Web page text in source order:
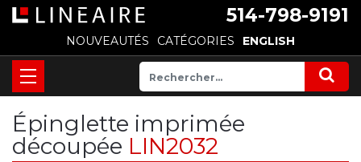
514-798-9191
NOUVEAUTÉS CATÉGORIES ENGLISH
Épinglette imprimée
découpée LIN2032